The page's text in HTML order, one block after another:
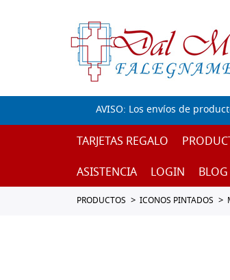
AVISO: Los envíos de
TARJETAS REGALO
ASISTENCIA
LOGIN BLOG
PRODUCTOS ICONOS PINTADOS